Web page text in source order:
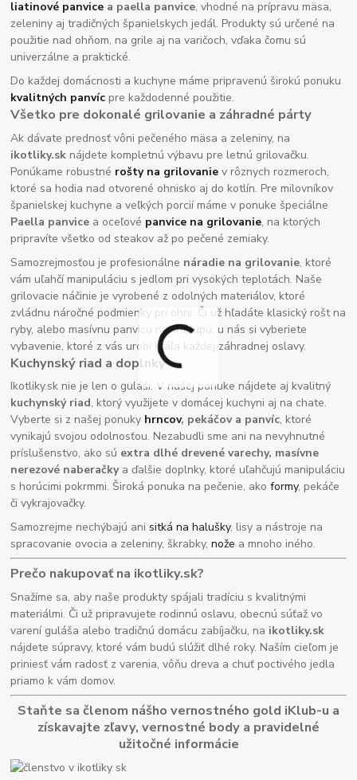
liatinové panvice a paella panvice, vhodné na prípravu mäsa,
zeleniny aj tradičných španielskych jedál. Produkty sú určené na
použitie nad ohňom, na grile aj na varičoch, vďaka čomu sú
univerzálne a praktické.
Do každej domácnosti a kuchyne máme pripravenú širokú ponuku
kvalitných panvíc pre každodenné použitie.
Všetko pre dokonalé grilovanie a záhradné párty
Ak dávate prednosť vôni pečeného mäsa a zeleniny, na
ikotliky.sk nájdete kompletnú výbavu pre letnú grilovačku.
Ponúkame robustné rošty na grilovanie v rôznych rozmeroch,
ktoré sa hodia nad otvorené ohnisko aj do kotlín. Pre milovníkov
španielskej kuchyne a veľkých porcií máme v ponuke špeciálne
Paella panvice a oceľové panvice na grilovanie, na ktorých
pripravíte všetko od steakov až po pečené zemiaky.
Samozrejmosťou je profesionálne náradie na grilovanie, ktoré
vám uľahčí manipuláciu s jedlom pri vysokých teplotách. Naše
grilovacie náčinie je vyrobené z odolných materiálov, ktoré
zvládnu náročné podmienky pri ohni. Či už hľadáte klasický rošt na
ryby, alebo masívnu panvicu na chalupu, u nás si vyberiete
vybavenie, ktoré z vás urobí kráľa každej záhradnej oslavy.
Kuchynský riad a doplnky
Ikotliky.sk nie je len o guláši. V našej ponuke nájdete aj kvalitný
kuchynský riad, ktorý využijete v domácej kuchyni aj na chate.
Vyberte si z našej ponuky hrncov, pekáčov a panvíc, ktoré
vynikajú svojou odolnosťou. Nezabudli sme ani na nevyhnutné
príslušenstvo, ako sú extra dlhé drevené varechy, masívne
nerezové naberačkya ďalšie doplnky, ktoré uľahčujú manipuláciu
s horúcimi pokrmmi. Široká ponuka na pečenie, akoformy, pekáče
či vykrajovačky.
Samozrejme nechýbajú anisitká na halušky, lisy a nástroje na
spracovanie ovocia a zeleniny, škrabky,nože a mnoho iného.
Prečo nakupovať na ikotliky.sk?
Snažíme sa, aby naše produkty spájali tradíciu s kvalitnými
materiálmi. Či už pripravujete rodinnú oslavu, obecnú súťaž vo
varení guláša alebo tradičnú domácu zabíjačku, na ikotliky.sk
nájdete súpravy, ktoré vám budú slúžiť dlhé roky. Naším cieľom je
priniesť vám radosť z varenia, vôňu dreva a chuť poctivého jedla
priamo k vám domov.
Staňte sa členom nášho vernostného gold iKlub-u a
získavajte zľavy, vernostné body a pravidelné
užitočné informácie